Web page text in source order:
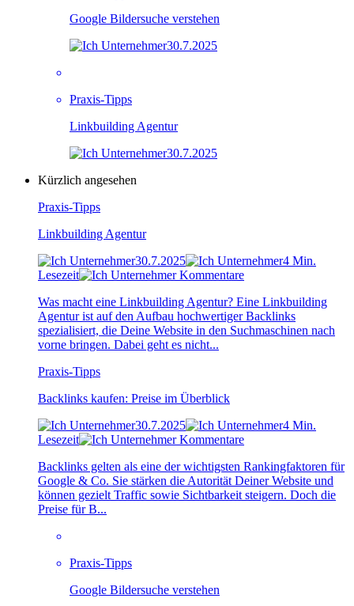
Google Bildersuche verstehen
30.7.2025
Praxis-Tipps
Linkbuilding Agentur
30.7.2025
Kürzlich angesehen
Praxis-Tipps
Linkbuilding Agentur
30.7.2025
4 Min.
Lesezeit
Kommentare
Was macht eine Linkbuilding Agentur? Eine Linkbuilding
Agentur ist auf den Aufbau hochwertiger Backlinks
spezialisiert, die Deine Website in den Suchmaschinen nach
vorne bringen. Dabei geht es nicht...
Praxis-Tipps
Backlinks kaufen: Preise im Überblick
30.7.2025
4 Min.
Lesezeit
Kommentare
Backlinks gelten als eine der wichtigsten Rankingfaktoren für
Google & Co. Sie stärken die Autorität Deiner Website und
können gezielt Traffic sowie Sichtbarkeit steigern. Doch die
Preise für B...
Praxis-Tipps
Google Bildersuche verstehen